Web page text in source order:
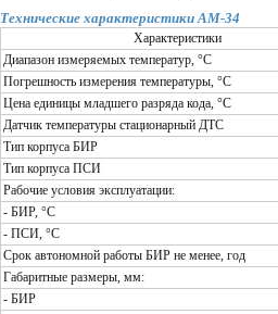
Технические характеристики АМ-34
Характеристики
Диапазон измеряемых температур, °С
Погрешность измерения температуры, °С
Цена единицы младшего разряда кода, °С
Датчик температуры стационарный ДТС
Тип корпуса БИР
Тип корпуса ПСИ
Рабочие условия эксплуатации:
- БИР, °С
- ПСИ, °С
Срок автономной работы БИР не менее, год
Габаритные размеры, мм:
- БИР